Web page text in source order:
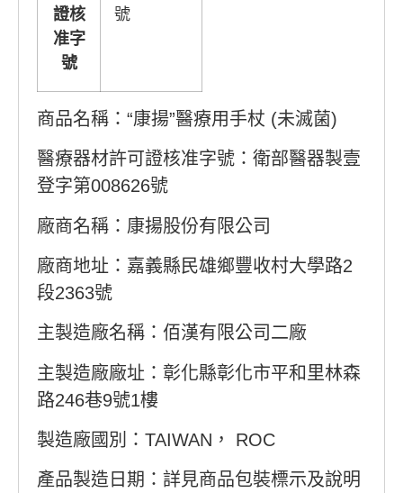
證核
准字
號
號
商品名稱：“康揚”醫療用手杖 (未滅菌)
醫療器材許可證核准字號：衛部醫器製壹
登字第008626號
廠商名稱：康揚股份有限公司
廠商地址：嘉義縣民雄鄉豐收村大學路2
段2363號
主製造廠名稱：佰漢有限公司二廠
主製造廠廠址：彰化縣彰化市平和里林森
路246巷9號1樓
製造廠國別：TAIWAN， ROC
產品製造日期：詳見商品包裝標示及說明